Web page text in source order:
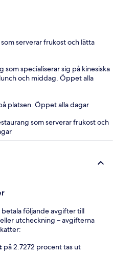
serverar frukost och lätta
som specialiserar sig på kinesiska
och middag. Öppet alla
platsen. Öppet alla dagar
som serverar frukost och
följande avgifter till
utcheckning – avgifterna
på 2.7272 procent tas ut